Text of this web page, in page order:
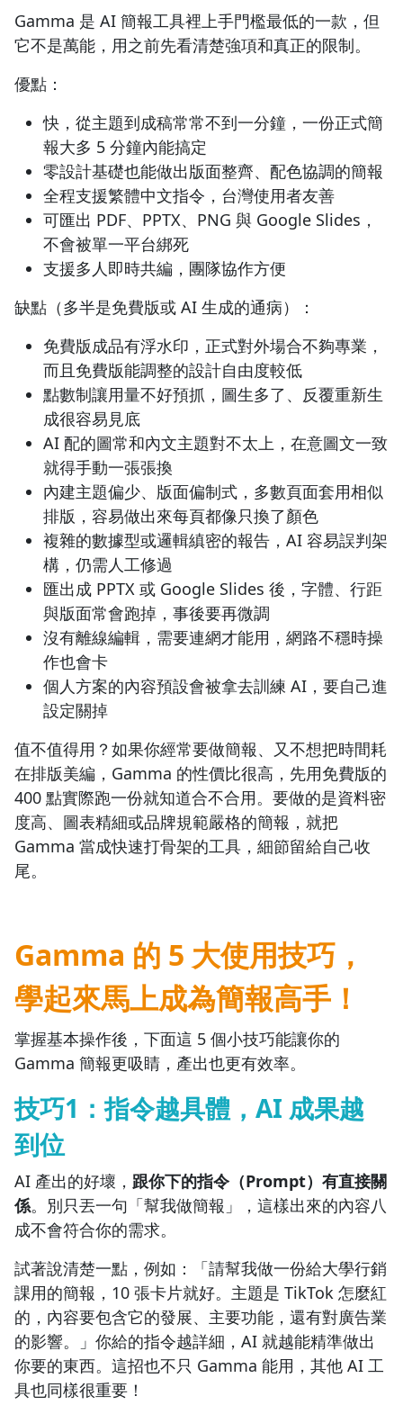
Gamma 是 AI 簡報工具裡上手門檻最低的一款，但
它不是萬能，用之前先看清楚強項和真正的限制。
優點：
快，從主題到成稿常常不到一分鐘，一份正式簡
報大多 5 分鐘內能搞定
零設計基礎也能做出版面整齊、配色協調的簡報
全程支援繁體中文指令，台灣使用者友善
可匯出 PDF、PPTX、PNG 與 Google Slides，
不會被單一平台綁死
支援多人即時共編，團隊協作方便
缺點（多半是免費版或 AI 生成的通病）：
免費版成品有浮水印，正式對外場合不夠專業，
而且免費版能調整的設計自由度較低
點數制讓用量不好預抓，圖生多了、反覆重新生
成很容易見底
AI 配的圖常和內文主題對不太上，在意圖文一致
就得手動一張張換
內建主題偏少、版面偏制式，多數頁面套用相似
排版，容易做出來每頁都像只換了顏色
複雜的數據型或邏輯縝密的報告，AI 容易誤判架
構，仍需人工修過
匯出成 PPTX 或 Google Slides 後，字體、行距
與版面常會跑掉，事後要再微調
沒有離線編輯，需要連網才能用，網路不穩時操
作也會卡
個人方案的內容預設會被拿去訓練 AI，要自己進
設定關掉
值不值得用？如果你經常要做簡報、又不想把時間耗
在排版美編，Gamma 的性價比很高，先用免費版的
400 點實際跑一份就知道合不合用。要做的是資料密
度高、圖表精細或品牌規範嚴格的簡報，就把
Gamma 當成快速打骨架的工具，細節留給自己收
尾。
Gamma 的 5 大使用技巧，
學起來馬上成為簡報高手！
掌握基本操作後，下面這 5 個小技巧能讓你的
Gamma 簡報更吸睛，產出也更有效率。
技巧1：指令越具體，AI 成果越
到位
AI 產出的好壞， 跟你下的指令（Prompt）有直接關
係。別只丟一句「幫我做簡報」，這樣出來的內容八
成不會符合你的需求。
試著說清楚一點，例如：「請幫我做一份給大學行銷
課用的簡報，10 張卡片就好。主題是 TikTok 怎麼紅
的，內容要包含它的發展、主要功能，還有對廣告業
的影響。」你給的指令越詳細，AI 就越能精準做出
你要的東西。這招也不只 Gamma 能用，其他 AI 工
具也同樣很重要！